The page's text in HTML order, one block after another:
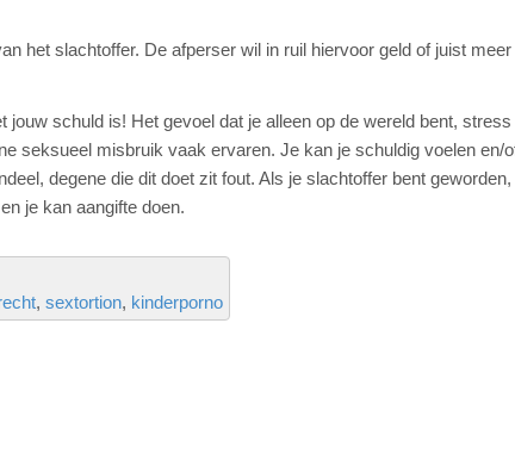
het slachtoffer. De afperser wil in ruil hiervoor geld of juist
schuld is! Het gevoel dat je alleen op de wereld bent,
seksueel misbruik vaak ervaren. Je kan je schuldig voelen en/
degene die dit doet zit fout. Als je slachtoffer bent
je kan aangifte doen.
sextortion kinderporno